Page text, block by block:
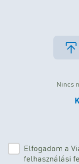
Nincs
Elfogadom a
felhasználási